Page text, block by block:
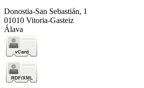
Donostia-San Sebastián, 1
01010 Vitoria-Gasteiz
Álava